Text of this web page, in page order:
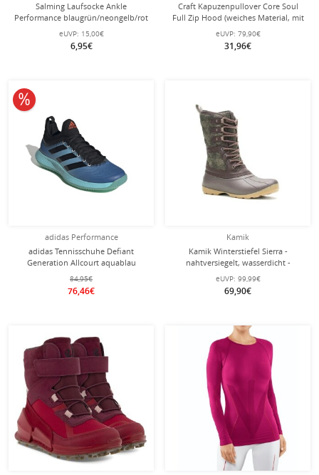
Salming Laufsocke Ankle
Performance blaugrün/neongelb/rot
- 3 Paar
eUVP: 15,00€
6,95€
Craft Kapuzenpullover Core Soul
Full Zip Hood (weiches Material, mit
Reißverschlusstaschen) dunkelgrau
Kinder
eUVP: 79,90€
31,96€
adidas Performance
adidas Tennisschuhe Defiant
Generation Allcourt aquablau
Herren
84,95€
76,46€
10% reduziert
Kamik
Kamik Winterstiefel Sierra -
nahtversiegelt, wasserdicht -
javagrün Kinder
eUVP: 99,99€
69,90€